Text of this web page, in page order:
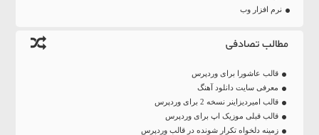
نرم افزار وب
مطالب تصادفی
قالب عاشورا برای وردپرس
معرفی سایت دانلود آهنگ
قالب امیردیزاینر نسخه 2 برای وردپرس
قالب قبلی موزیک اپ برای وردپرس
زمینه دلخواه تکرار شونده در قالب وردپرس